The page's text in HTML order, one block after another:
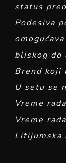
status
Podesiva
bliskog do
Brend koji
U setu se
Vreme
Vreme
Litijumska